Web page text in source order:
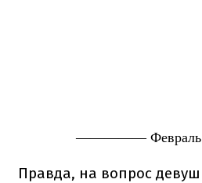
—————
Правда, на вопрос